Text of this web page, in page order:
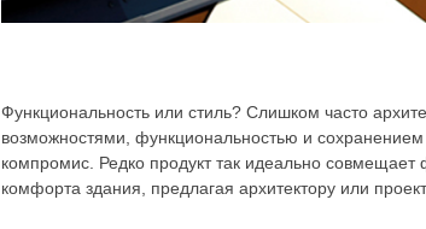
Функциональность или стиль? Слишком часто
возможностями, функциональностью и
компромис. Редко продукт так идеально
комфорта здания, предлагая архитектору или